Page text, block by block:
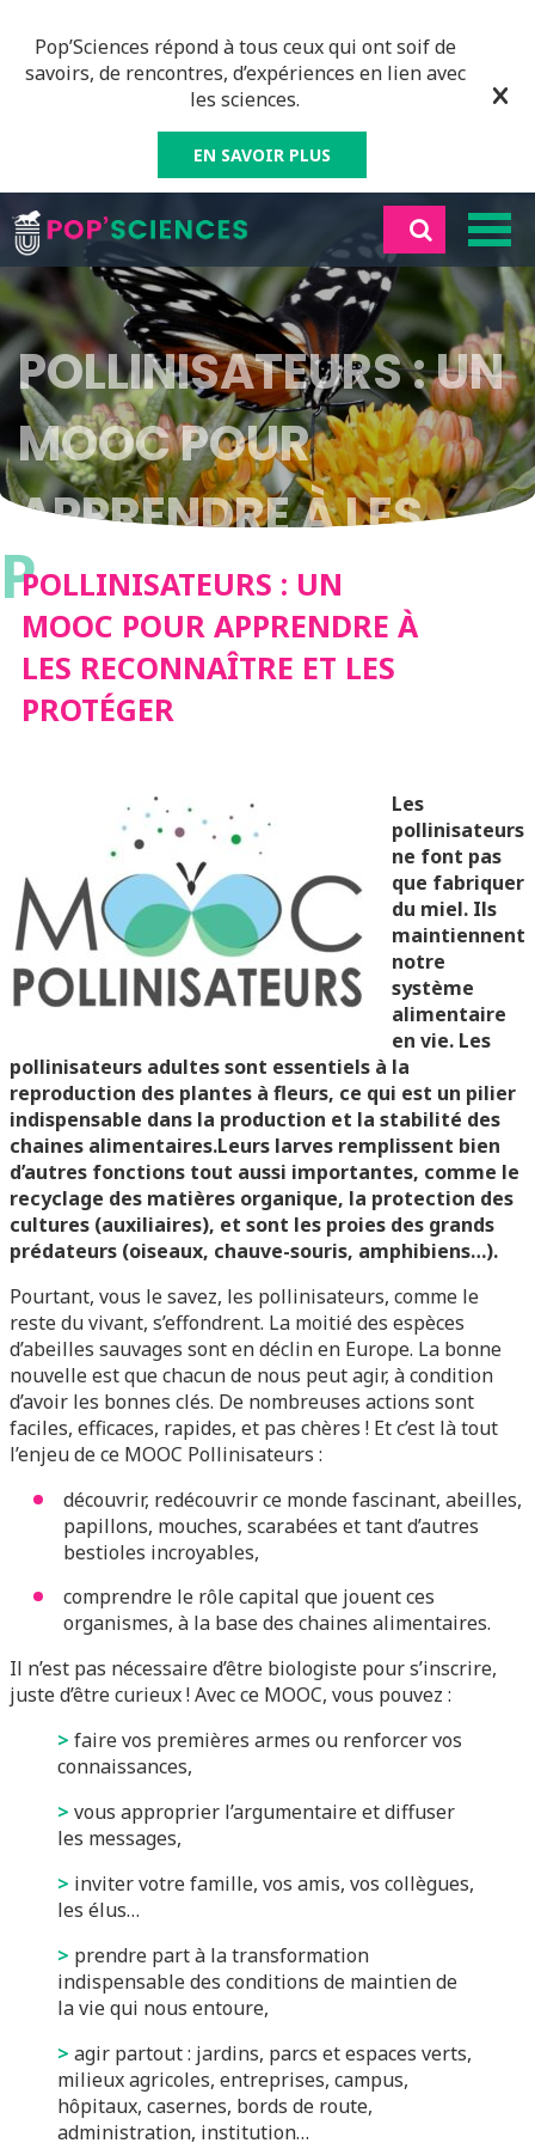
Pop’Sciences répond à tous ceux qui ont soif de
savoirs, de rencontres, d’expériences en lien avec
les sciences.
EN SAVOIR PLUS
POLLINISATEURS : UN
MOOC POUR
APPRENDRE À LES
RECONNAÎTRE ET LES
PROTÉGER
PPOLLINISATEURS : UN
MOOC POUR APPRENDRE À
LES RECONNAÎTRE ET LES
PROTÉGER
Les
pollinisateurs
ne font pas
que fabriquer
du miel. Ils
maintiennent
notre
système
alimentaire
en vie. Les
pollinisateurs adultes sont essentiels à la
reproduction des plantes à fleurs, ce qui est un pilier
indispensable dans la production et la stabilité des
chaines alimentaires.Leurs larves remplissent bien
d’autres fonctions tout aussi importantes, comme le
recyclage des matières organique, la protection des
cultures (auxiliaires), et sont les proies des grands
prédateurs (oiseaux, chauve-souris, amphibiens…).
Pourtant, vous le savez, les pollinisateurs, comme le
reste du vivant, s’effondrent. La moitié des espèces
d’abeilles sauvages sont en déclin en Europe. La bonne
nouvelle est que chacun de nous peut agir, à condition
d’avoir les bonnes clés. De nombreuses actions sont
faciles, efficaces, rapides, et pas chères ! Et c’est là tout
l’enjeu de ce MOOC Pollinisateurs :
découvrir, redécouvrir ce monde fascinant, abeilles,
papillons, mouches, scarabées et tant d’autres
bestioles incroyables,
comprendre le rôle capital que jouent ces
organismes, à la base des chaines alimentaires.
Il n’est pas nécessaire d’être biologiste pour s’inscrire,
juste d’être curieux ! Avec ce MOOC, vous pouvez :
> faire vos premières armes ou renforcer vos
connaissances,
> vous approprier l’argumentaire et diffuser
les messages,
> inviter votre famille, vos amis, vos collègues,
les élus…
> prendre part à la transformation
indispensable des conditions de maintien de
la vie qui nous entoure,
> agir partout : jardins, parcs et espaces verts,
milieux agricoles, entreprises, campus,
hôpitaux, casernes, bords de route,
administration, institution…